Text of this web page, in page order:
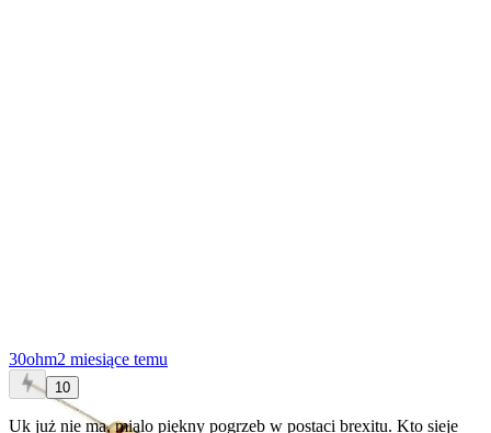
30ohm2 miesiące temu
10
Uk już nie ma, mialo piękny pogrzeb w postaci brexitu. Kto sieje